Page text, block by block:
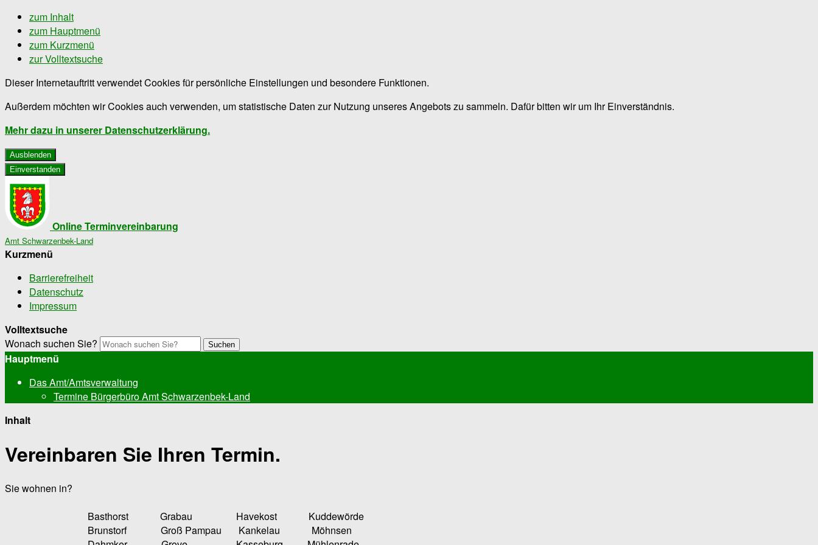
zum Inhalt
zum Hauptmenü
zum Kurzmenü
zur Volltextsuche
Dieser Internetauftritt verwendet Cookies für persönliche Einstellungen und besondere Funktionen.
Außerdem möchten wir Cookies auch verwenden, um statistische Daten zur Nutzung unseres Angebots zu sammeln. Dafür bitten wir um Ihr Einverständnis.
Mehr dazu in unserer Datenschutzerklärung.
Ausblenden
Einverstanden
Online Terminvereinbarung
Amt Schwarzenbek-Land
Kurzmenü
Barrierefreiheit
Datenschutz
Impressum
Volltextsuche
Wonach suchen Sie?
Suchen
Hauptmenü
Das Amt/Amtsverwaltung
Termine Bürgerbüro Amt Schwarzenbek-Land
Inhalt
Vereinbaren Sie Ihren Termin.
Sie wohnen in?
Basthorst Grabau Havekost Kuddewörde
Brunstorf Groß Pampau Kankelau Möhnsen